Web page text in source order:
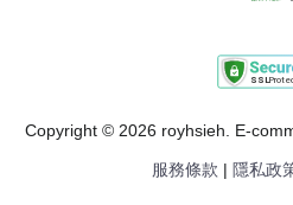
Copyright © 2026 royhsieh. E-
服務條款 隱私政